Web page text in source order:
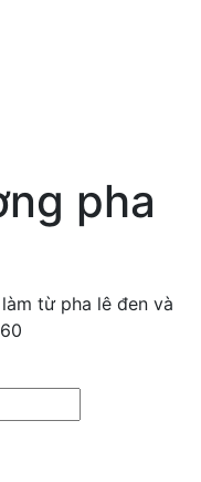
pha
từ pha lê đen và